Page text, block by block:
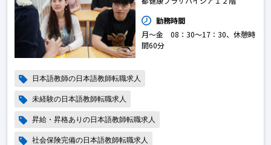
勤務時間
月～金 08：30～17：30、休憩時
間60分
日本語教師の日本語教師転職求人
未経験の日本語教師転職求人
昇給・昇格ありの日本語教師転職求人
社会保険完備の日本語教師転職求人